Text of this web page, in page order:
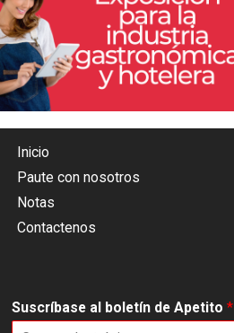
Inicio
Paute con nosotros
Notas
Contactenos
Suscríbase al boletín de Apetito *